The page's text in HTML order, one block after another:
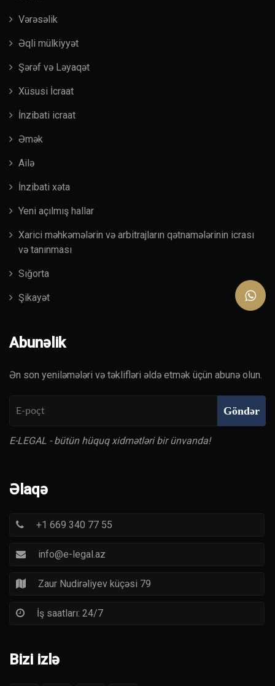
Vərəsəlik
Əqli mülkiyyət
Şərəf və Ləyaqət
Xüsusi İcraat
İnzibati icraat
Əmək
Ailə
İnzibati xəta
Yeni açılmış hallar
Xarici məhkəmələrin və arbitrajların qətnamələrinin icrası
və tanınması
Sığorta
Şikayət
Abunəlik
Ən son yeniləmələri və təklifləri əldə etmək üçün abunə olun.
Göndər
E-LEGAL - bütün hüquq xidmətləri bir ünvanda!
Əlaqə
+1 669 340 77 55
info@e-legal.az
Zaur Nudirəliyev küçəsi 79
İş saatları: 24/7
Bizi izlə